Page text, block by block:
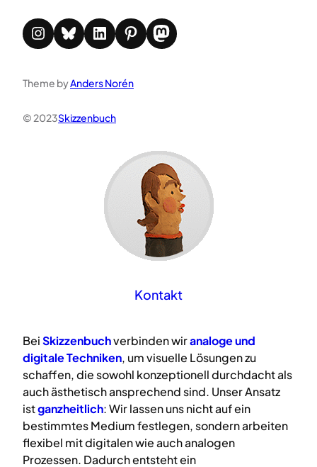
Instagram Bluesky LinkedIn Pinterest Mastodon
Theme byAnders Norén
© 2023Skizzenbuch
Kontakt
BeiSkizzenbuchverbinden wiranalogeund
digitaleTechniken, um visuelle Lösungen zu
schaffen, die sowohl konzeptionell durchdacht als
auch ästhetisch ansprechend sind. Unser Ansatz
istganzheitlich: Wir lassen uns nicht auf ein
bestimmtes Medium festlegen, sondern arbeiten
flexibel mit digitalen wie auch analogen
Prozessen. Dadurch entsteht ein